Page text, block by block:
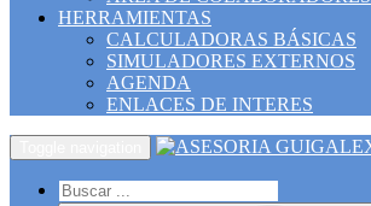
HERRAMIENTAS
CALCULADORAS BÁSICAS
SIMULADORES EXTERNOS
AGENDA
ENLACES DE INTERES